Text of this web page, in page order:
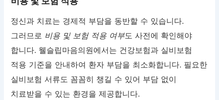
정신과 치료는 경제적 부담을 동반할 수 있습니다.
그러므로 비용 및 보험 적용 여부도 사전에 확인해야
합니다. 웰슬립마음의원에서는 건강보험과 실비보험
적용 기준을 안내하여 환자 부담을 최소화합니다. 필요한
실비보험 서류도 꼼꼼히 챙길 수 있어 부담 없이
치료받을 수 있는 환경을 제공합니다.